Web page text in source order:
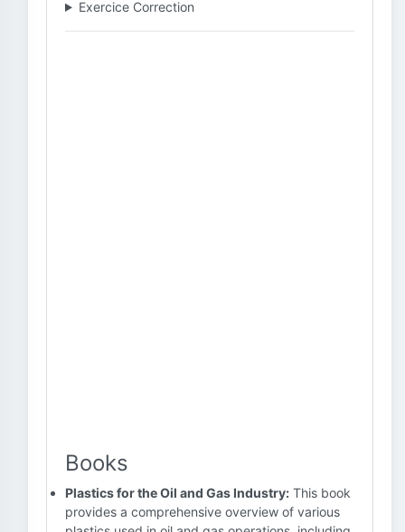
Exercice Correction
Books
Plastics for the Oil and Gas Industry: This book
provides a comprehensive overview of various